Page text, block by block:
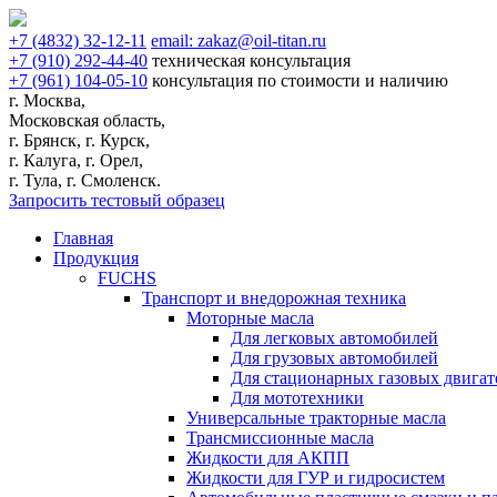
+7 (4832) 32-12-11 email: zakaz@oil-titan.ru
+7 (910) 292-44-40 техническая консультация
+7 (961) 104-05-10 консультация по стоимости и наличию
г. Москва,
Московская область,
г. Брянск, г. Курск,
г. Калуга, г. Орел,
г. Тула, г. Смоленск.
Запросить тестовый образец
Главная
Продукция
FUCHS
Транспорт и внедорожная техника
Моторные масла
Для легковых автомобилей
Для грузовых автомобилей
Для стационарных газовых
Для мототехники
Универсальные тракторные масла
Трансмиссионные масла
Жидкости для АКПП
Жидкости для ГУР и гидросистем